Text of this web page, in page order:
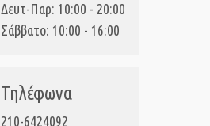
Δευτ-Παρ: 10:00 - 20:00
Σάββατο: 10:00 - 16:00
Τηλέφωνα
210-6424092